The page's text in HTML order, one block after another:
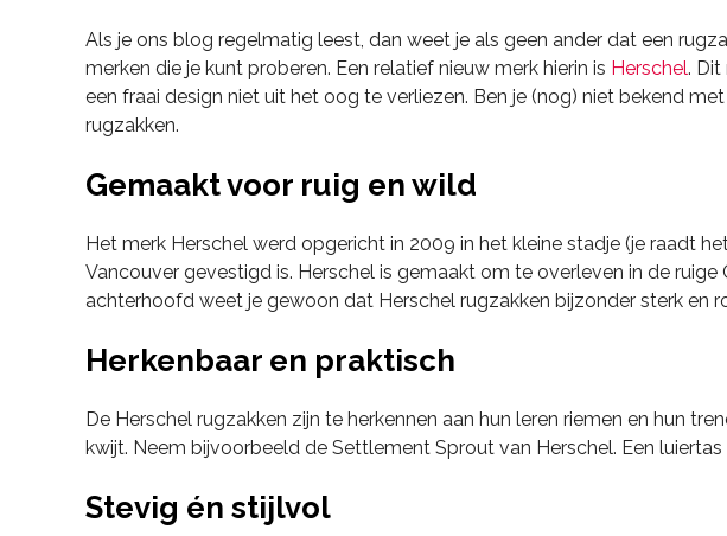
Als je ons blog regelmatig leest, dan weet je als geen ander dat een
merken die je kunt proberen. Een relatief nieuw merk hierin is Herschel. Dit
een fraai design niet uit het oog te verliezen. Ben je (nog) niet bekend
rugzakken.
Gemaakt voor ruig en wild
Het merk Herschel werd opgericht in 2009 in het kleine stadje (je raadt
Vancouver gevestigd is. Herschel is gemaakt om te overleven in de
achterhoofd weet je gewoon dat Herschel rugzakken bijzonder sterk en
Herkenbaar en praktisch
De Herschel rugzakken zijn te herkennen aan hun leren riemen en hun
kwijt. Neem bijvoorbeeld de Settlement Sprout van Herschel. Een
Stevig én stijlvol